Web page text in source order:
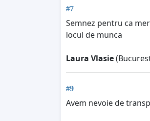
#7
Semnez pentru ca
locul de munca
Laura Vlasie
#9
Avem nevoie de